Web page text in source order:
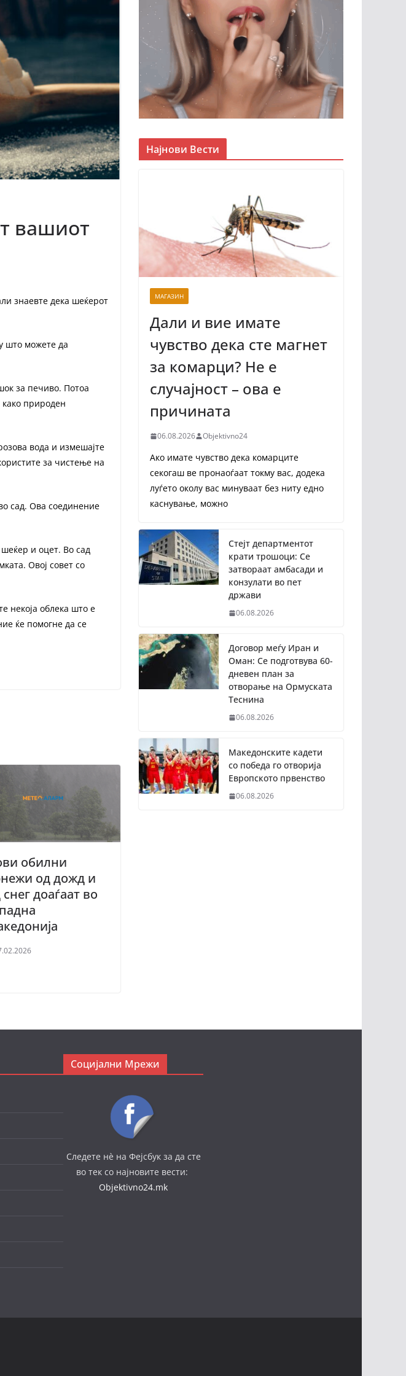
вашиот
знаевте дека шеќерот
што можете да
за печиво. Потоа
природен
вода и измешајте
за чистење на
сад. Ова соединение
шеќер и оцет. Во сад
Овој совет со
некоја облека што е
ќе помогне да се
обилни
од дожд и
снег доаѓаат во
Најнови Вести
МАГАЗИН
Дали и вие имате
чувство дека сте магнет
за комарци? Не е
случајност – ова е
причината
06.08.2026 Objektivno24
Ако имате чувство дека комарците
секогаш ве пронаоѓаат токму вас, додека
луѓето околу вас минуваат без ниту едно
каснување, можно
Стејт департментот
крати трошоци: Се
затвораат амбасади и
конзулати во пет
држави
06.08.2026
Договор меѓу Иран и
Оман: Се подготвува 60-
дневен план за
отворање на Ормуската
Теснина
06.08.2026
Македонските кадети
со победа го отворија
Европското првенство
06.08.2026
Социјални Мрежи
Следете нè на Фејсбук за да сте
во тек со најновите вести:
Objektivno24.mk